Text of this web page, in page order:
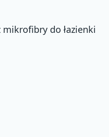
mikrofibry do łazienki